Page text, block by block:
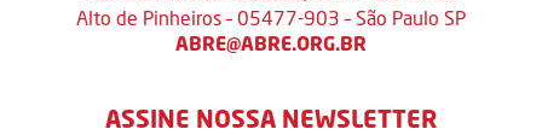
Alto de Pinheiros – 05477-903 – São Paulo SP
ABRE@ABRE.ORG.BR
ASSINE NOSSA NEWSLETTER